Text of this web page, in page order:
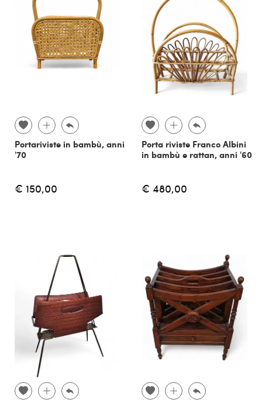
Portariviste in bambù, anni
'70
€ 150,00
Porta riviste Franco Albini
in bambù e rattan, anni '60
€ 480,00